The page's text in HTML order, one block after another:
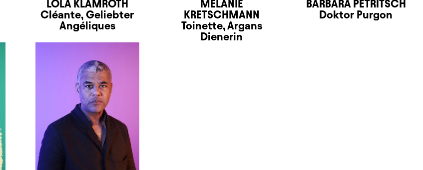
LOLA KLAMROTH
Cléante, Geliebter
Angéliques
MELANIE
KRETSCHMANN
Toinette, Argans
Dienerin
BARBARA PETRITSCH
Doktor Purgon